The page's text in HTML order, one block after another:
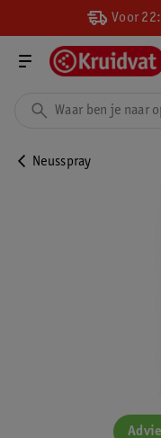
Voor
Neusspray